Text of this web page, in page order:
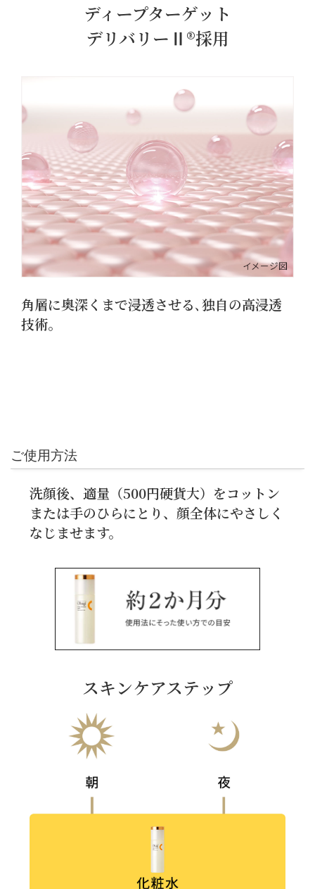
ディープターゲット
デリバリーⅡ®採用
角層に奥深くまで浸透させる､独自の高浸透
技術｡
ご使用方法
洗顔後、適量（500円硬貨大）をコットン
または手のひらにとり、顔全体にやさしく
なじませます。
スキンケアステップ